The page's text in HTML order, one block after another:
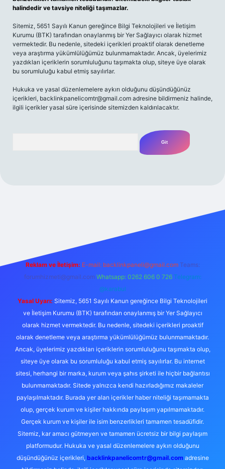
halindedir ve tavsiye niteliği taşımazlar.
Sitemiz, 5651 Sayılı Kanun gereğince Bilgi Teknolojileri ve İletişim
Kurumu (BTK) tarafından onaylanmış bir Yer Sağlayıcı olarak hizmet
vermektedir. Bu nedenle, sitedeki içerikleri proaktif olarak denetleme
veya araştırma yükümlülüğümüz bulunmamaktadır. Ancak, üyelerimiz
yazdıkları içeriklerin sorumluluğunu taşımakta olup, siteye üye olarak
bu sorumluluğu kabul etmiş sayılırlar.
Hukuka ve yasal düzenlemelere aykırı olduğunu düşündüğünüz
içerikleri, backlinkpanelicomtr@gmail.com adresine bildirmeniz halinde,
ilgili içerikler yasal süre içerisinde sitemizden kaldırılacaktır.
m elexbet
Reklam ve İletişim: E-mail: backlinkpaneli@gmail.com Teams:
forumhizmeti@gmail.com Whatsapp: 0262 606 0 726 Telegram:
@karabul
Yasal Uyarı: Sitemiz, 5651 Sayılı Kanun gereğince Bilgi Teknolojileri
ve İletişim Kurumu (BTK) tarafından onaylanmış bir Yer Sağlayıcı
olarak hizmet vermektedir. Bu nedenle, sitedeki içerikleri proaktif
olarak denetleme veya araştırma yükümlülüğümüz bulunmamaktadır.
Ancak, üyelerimiz yazdıkları içeriklerin sorumluluğunu taşımakta olup,
siteye üye olarak bu sorumluluğu kabul etmiş sayılırlar. Bu internet
sitesi, herhangi bir marka, kurum veya şahıs şirketi ile hiçbir bağlantısı
bulunmamaktadır. Sitede yalnızca kendi hazırladığımız makaleler
paylaşılmaktadır. Burada yer alan içerikler haber niteliği taşımamakta
olup, gerçek kurum ve kişiler hakkında paylaşım yapılmamaktadır.
Gerçek kurum ve kişiler ile isim benzerlikleri tamamen tesadüfidir.
Sitemiz, kar amacı gütmeyen ve tamamen ücretsiz bir bilgi paylaşım
platformudur. Hukuka ve yasal düzenlemelere aykırı olduğunu
düşündüğünüz içerikleri, backlinkpanelicomtr@gmail.comadresine